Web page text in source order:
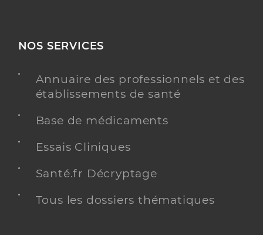
NOS SERVICES
Annuaire des professionnels et des
établissements de santé
Base de médicaments
Essais Cliniques
Santé.fr Décryptage
Tous les dossiers thématiques